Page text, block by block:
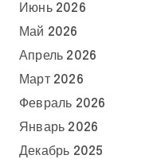
Июнь 2026
Май 2026
Апрель 2026
Март 2026
Февраль 2026
Январь 2026
Декабрь 2025